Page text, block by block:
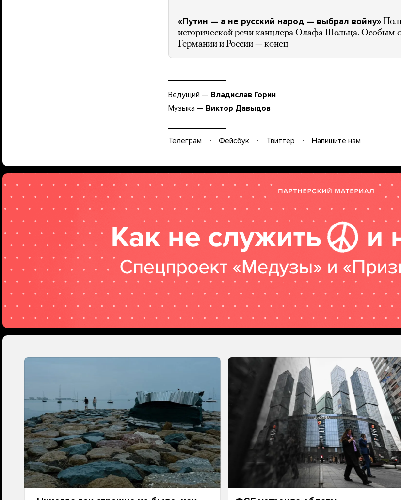
«Путин — а не русский народ — выбрал войну»
исторической речи канцлера Олафа Шольца. Особым
Германии и России — конец
Ведущий — Владислав Горин
Музыка — Виктор Давыдов
Телеграм Фейсбук Твиттер Напишите нам